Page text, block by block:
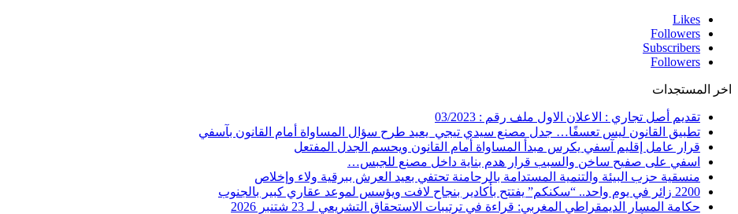
Likes
Followers
Subscribers
Followers
اخر المستجدات
تقديم أصل تجاري : الاعلان الاول ملف رقم : 03/2023
تطبيق القانون ليس تعسفًا… جدل مصنع سيدي تيجي يعيد طرح سؤال المساواة أمام القانون بآسفي
قرار عامل إقليم آسفي يكرس مبدأ المساواة أمام القانون ويحسم الجدل المفتعل
اسفي على صفيح ساخن والسبب قرار هدم بناية داخل مصنع للجبس…
منسقية حزب البيئة والتنمية المستدامة بالرحامنة تحتفي بعيد العرش ببرقية ولاء وإخلاص
2200 زائر في يوم واحد.. “سكنكم” يفتتح بأكادير بنجاح لافت ويؤسس لموعد عقاري كبير بالجنوب
حكامة المسار الديمقراطي المغربي: قراءة في ترتيبات الاستحقاق التشريعي لـ 23 شتنبر 2026